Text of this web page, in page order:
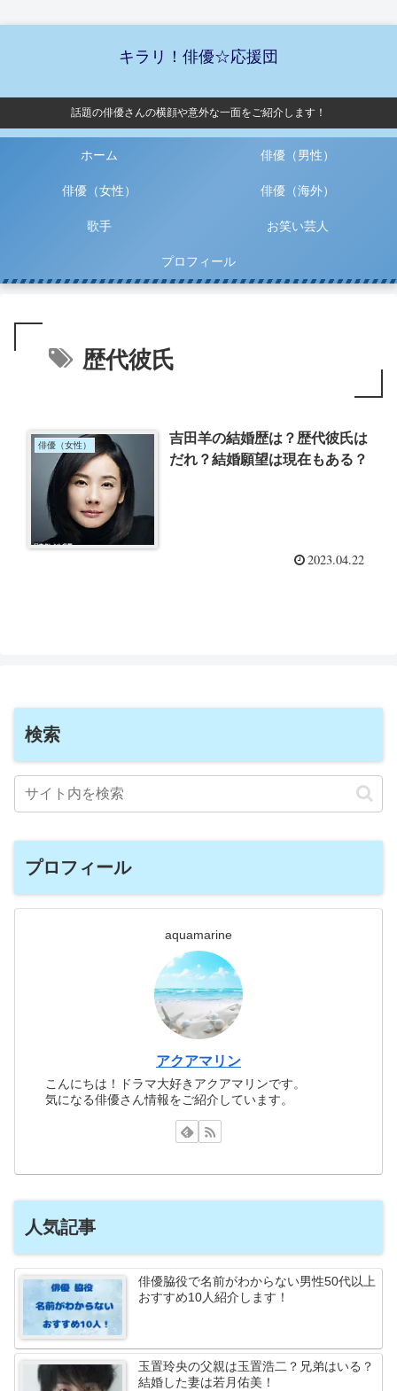
キラリ！俳優☆応援団
話題の俳優さんの横顔や意外な一面をご紹介します！
ホーム 俳優（男性）
俳優（女性） 俳優（海外）
歌手 お笑い芸人
プロフィール
歴代彼氏
俳優（女性）
吉田羊の結婚歴は？歴代彼氏は
だれ？結婚願望は現在もある？
2023.04.22
検索
プロフィール
aquamarine
アクアマリン
こんにちは！ドラマ大好きアクアマリンです。
気になる俳優さん情報をご紹介しています。
人気記事
俳優脇役で名前がわからない男性50代以上
おすすめ10人紹介します！
玉置玲央の父親は玉置浩二？兄弟はいる？
結婚した妻は若月佑美！